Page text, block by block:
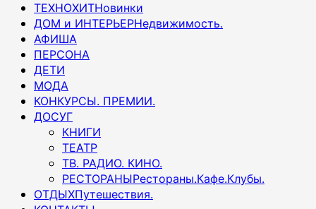
ТЕХНОХИТНовинки
ДОМ и ИНТЕРЬЕРНедвижимость.
АФИША
ПЕРСОНА
ДЕТИ
МОДА
КОНКУРСЫ. ПРЕМИИ.
ДОСУГ
КНИГИ
ТЕАТР
ТВ. РАДИО. КИНО.
РЕСТОРАНЫРестораны.Кафе.Клубы.
ОТДЫХПутешествия.